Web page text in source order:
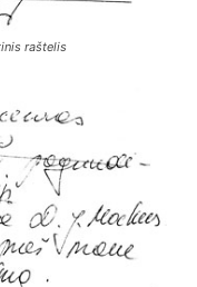
raštelis